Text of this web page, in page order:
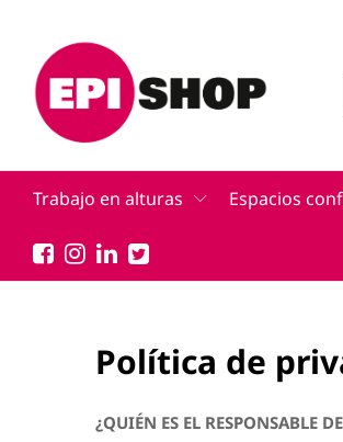
Trabajo en alturas Espacios
Política de
¿QUIÉN ES EL RESPONSABLE